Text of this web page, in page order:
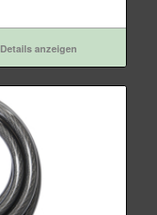
Details anzeigen